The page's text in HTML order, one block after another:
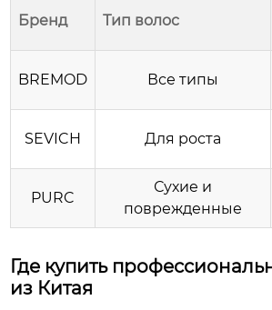
Бренд Тип волос
BREMOD Все типы
SEVICH Для роста
PURC
Сухие и
поврежденные
Где купить
из Китая